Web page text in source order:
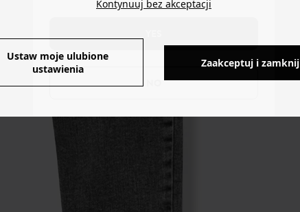
Kontynuuj bez akceptacji
Ustaw moje ulubione
ustawienia
Zaakceptuj i zamknij